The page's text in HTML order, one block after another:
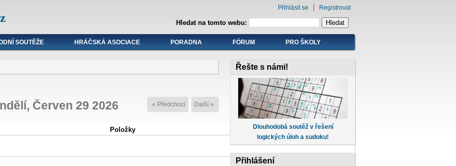
Hledat na tomto webu:
Přihlásit se Registrovat
SOUTĚŽE HRÁČSKÁ ASOCIACE PORADNA FÓRUM PRO ŠKOLY
« Předchozí
Červen 29 2026 Další »
Položky
Řešte s námi!
Dlouhodobá soutěž v řešení
logických úloh a sudoku!
Přihlášení